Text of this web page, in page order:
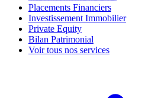
Placements Financiers
Investissement Immobilier
Private Equity
Bilan Patrimonial
Voir tous nos services